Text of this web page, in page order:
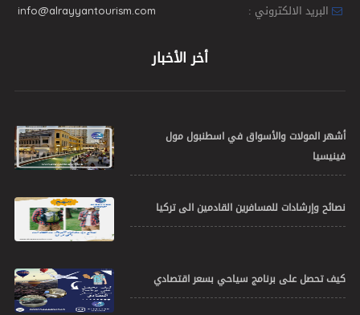
البريد الالكتروني :
info@alrayyantourism.com
أخر الأخبار
أشهر المولات والأسواق في اسطنبول مول
فينيسيا
نصائح وإرشادات للمسافرين القادمين الى تركيا
كيف تحصل على برنامج سياحي بسعر اقتصادي